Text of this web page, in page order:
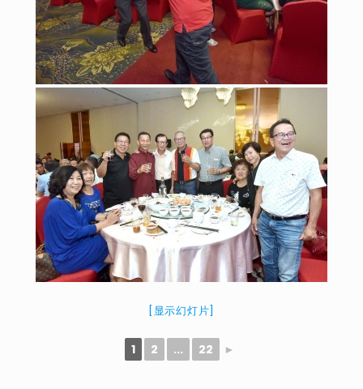
[显示幻灯片]
1 2 ... 22 ►